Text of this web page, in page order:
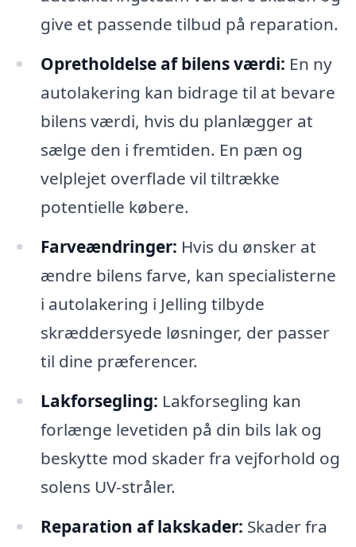
give et passende tilbud på reparation.
Opretholdelse af bilens værdi: En ny
autolakering kan bidrage til at bevare
bilens værdi, hvis du planlægger at
sælge den i fremtiden. En pæn og
velplejet overflade vil tiltrække
potentielle købere.
Farveændringer: Hvis du ønsker at
ændre bilens farve, kan specialisterne
i autolakering i Jelling tilbyde
skræddersyede løsninger, der passer
til dine præferencer.
Lakforsegling: Lakforsegling kan
forlænge levetiden på din bils lak og
beskytte mod skader fra vejforhold og
solens UV-stråler.
Reparation af lakskader: Skader fra